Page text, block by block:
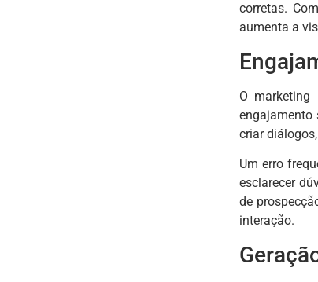
corretas.
aumenta a
O
engajamento
criar
Um erro
esclarecer
de
interação.